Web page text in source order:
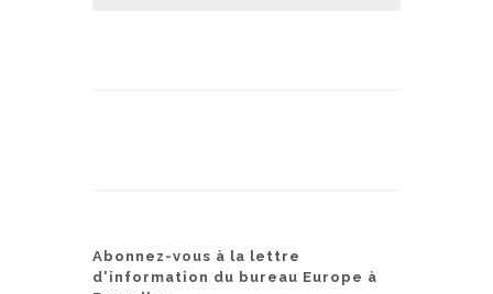
Abonnez-vous à la lettre
d'information du bureau Europe à